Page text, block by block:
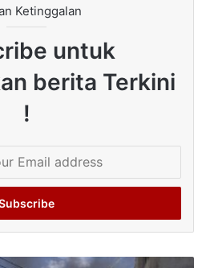
Ketinggalan
untuk
berita Terkini
!